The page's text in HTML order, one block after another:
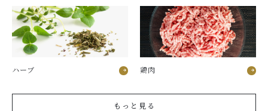
ハーブ 鶏肉
もっと見る